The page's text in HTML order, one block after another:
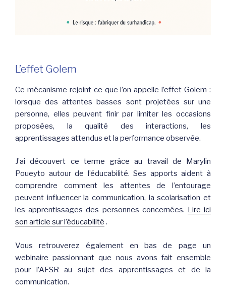
L’effet Golem
Ce mécanisme rejoint ce que l’on appelle l’effet Golem :
lorsque des attentes basses sont projetées sur une
personne, elles peuvent finir par limiter les occasions
proposées, la qualité des interactions, les
apprentissages attendus et la performance observée.
J’ai découvert ce terme grâce au travail de Marylin
Poueyto autour de l’éducabilité. Ses apports aident à
comprendre comment les attentes de l’entourage
peuvent influencer la communication, la scolarisation et
les apprentissages des personnes concernées. Lire ici
son article sur l’éducabilité .
Vous retrouverez également en bas de page un
webinaire passionnant que nous avons fait ensemble
pour l’AFSR au sujet des apprentissages et de la
communication.